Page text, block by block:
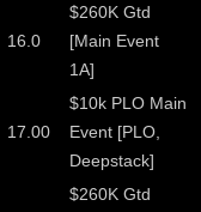
16.0
$260K Gtd
[Main Event
1A]
17.00
$10k PLO Main
Event [PLO,
Deepstack]
$260K Gtd